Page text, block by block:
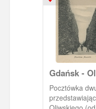
Gdańsk -
im. Adama
Pocztówka